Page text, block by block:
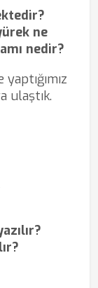
ne
nedir?
ulaştık.